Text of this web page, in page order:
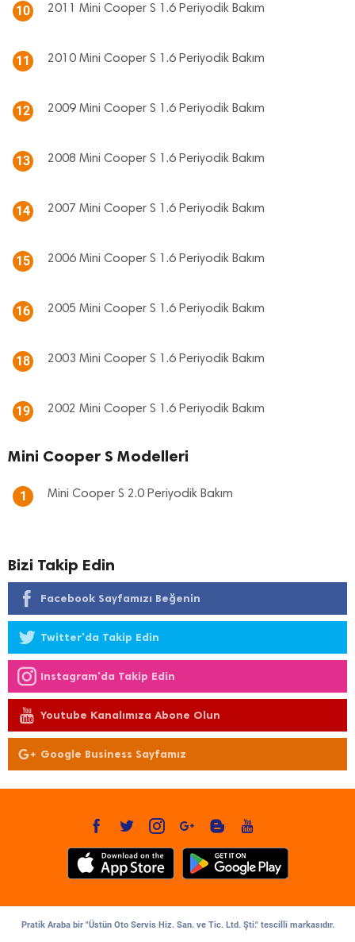
10 2011 Mini Cooper S 1.6 Periyodik Bakım
11 2010 Mini Cooper S 1.6 Periyodik Bakım
12 2009 Mini Cooper S 1.6 Periyodik Bakım
13 2008 Mini Cooper S 1.6 Periyodik Bakım
14 2007 Mini Cooper S 1.6 Periyodik Bakım
15 2006 Mini Cooper S 1.6 Periyodik Bakım
16 2005 Mini Cooper S 1.6 Periyodik Bakım
18 2003 Mini Cooper S 1.6 Periyodik Bakım
19 2002 Mini Cooper S 1.6 Periyodik Bakım
Mini Cooper S Modelleri
1 Mini Cooper S 2.0 Periyodik Bakım
Bizi Takip Edin
Facebook Sayfamızı Beğenin
Twitter'da Takip Edin
Instagram'da Takip Edin
Youtube Kanalımıza Abone Olun
Google Business Sayfamız
Pratik Araba bir "Üstün Oto Servis Hiz. San. ve Tic. Ltd. Şti." tescilli markasıdır.